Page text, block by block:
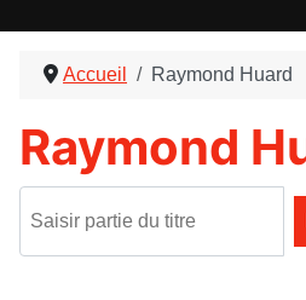
Accueil Raymond Huard
Raymond